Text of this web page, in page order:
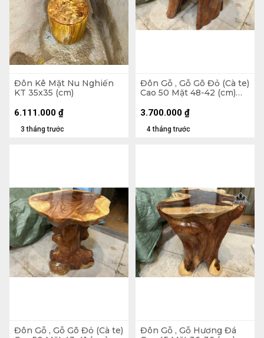
Đôn Kê Mặt Nu Nghiến
KT 35x35 (cm)
3 tháng trước
6.111.000 ₫
Đôn Gỗ , Gỗ Gõ Đỏ (Cà te)
Cao 50 Mặt 48-42 (cm)
4 tháng trước
3.700.000 ₫
Đôn Gỗ , Gỗ Gõ Đỏ (Cà te)
Đôn Gỗ , Gỗ Hương Đá